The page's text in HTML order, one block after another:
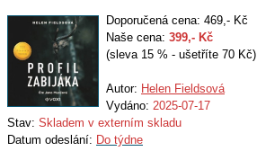
Doporučená cena: 469,- Kč
Naše cena: 399,- Kč
(sleva 15 % - ušetříte 70 Kč)
Autor: Helen Fieldsová
Vydáno: 2025-07-17
Stav: Skladem v externím skladu
Datum odeslání: Do týdne